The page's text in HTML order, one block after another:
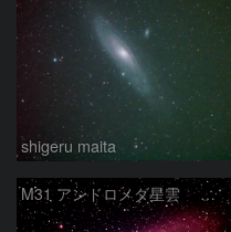
shigeru maita
M31 アンドロメダ星雲 2026-1-14